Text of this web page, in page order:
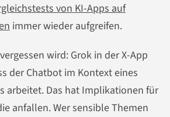
von KI-Apps auf
immer wieder aufgreifen.
wird: Grok in der X-App
der Chatbot im Kontext eines
arbeitet. Das hat Implikationen für
anfallen. Wer sensible Themen